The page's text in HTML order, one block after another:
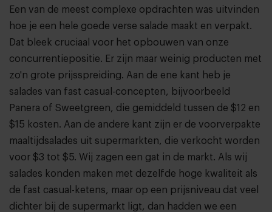
Een van de meest complexe opdrachten was uitvinden
hoe je een hele goede verse salade maakt en verpakt.
Dat bleek cruciaal voor het opbouwen van onze
concurrentiepositie. Er zijn maar weinig producten met
zo'n grote prijsspreiding. Aan de ene kant heb je
salades van fast casual-concepten, bijvoorbeeld
Panera of Sweetgreen, die gemiddeld tussen de $12 en
$15 kosten. Aan de andere kant zijn er de voorverpakte
maaltijdsalades uit supermarkten, die verkocht worden
voor $3 tot $5. Wij zagen een gat in de markt. Als wij
salades konden maken met dezelfde hoge kwaliteit als
de fast casual-ketens, maar op een prijsniveau dat veel
dichter bij de supermarkt ligt, dan hadden we een